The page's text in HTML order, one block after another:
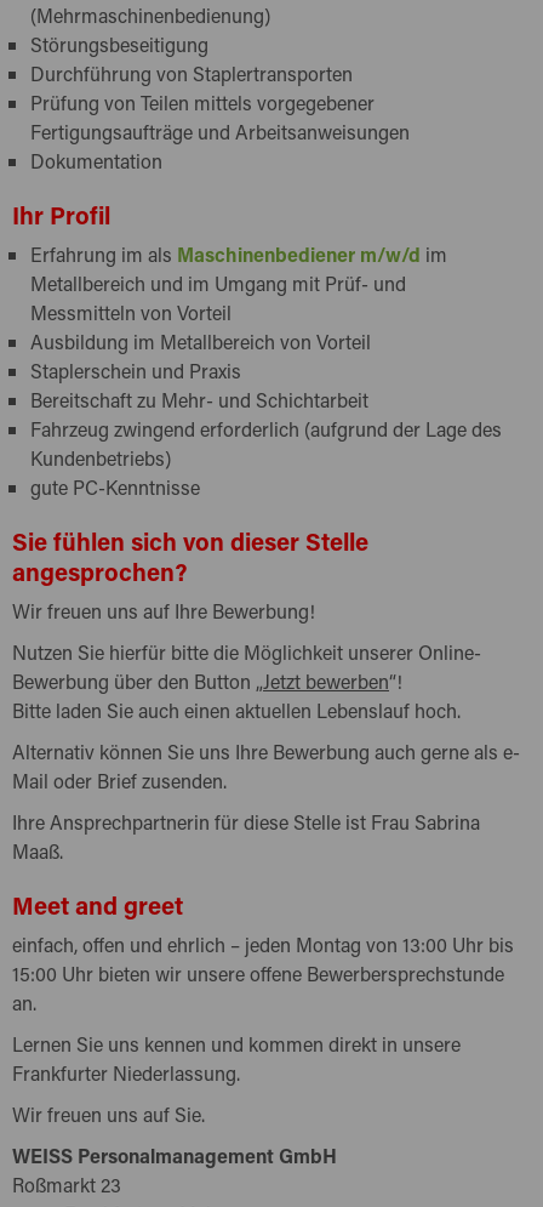
(Mehrmaschinenbedienung)
Störungsbeseitigung
Durchführung von Staplertransporten
Prüfung von Teilen mittels vorgegebener
Fertigungsaufträge und Arbeitsanweisungen
Dokumentation
Ihr Profil
Erfahrung im als Maschinenbediener m/w/d im
Metallbereich und im Umgang mit Prüf- und
Messmitteln von Vorteil
Ausbildung im Metallbereich von Vorteil
Staplerschein und Praxis
Bereitschaft zu Mehr- und Schichtarbeit
Fahrzeug zwingend erforderlich (aufgrund der Lage des
Kundenbetriebs)
gute PC-Kenntnisse
Sie fühlen sich von dieser Stelle
angesprochen?
Wir freuen uns auf Ihre Bewerbung!
Nutzen Sie hierfür bitte die Möglichkeit unserer Online-
Bewerbung über den Button „Jetzt bewerben“!
Bitte laden Sie auch einen aktuellen Lebenslauf hoch.
Alternativ können Sie uns Ihre Bewerbung auch gerne als e-
Mail oder Brief zusenden.
Ihre Ansprechpartnerin für diese Stelle ist Frau Sabrina
Maaß.
Meet and greet
einfach, offen und ehrlich – jeden Montag von 13:00 Uhr bis
15:00 Uhr bieten wir unsere offene Bewerbersprechstunde
an.
Lernen Sie uns kennen und kommen direkt in unsere
Frankfurter Niederlassung.
Wir freuen uns auf Sie.
WEISS Personalmanagement GmbH
Roßmarkt 23